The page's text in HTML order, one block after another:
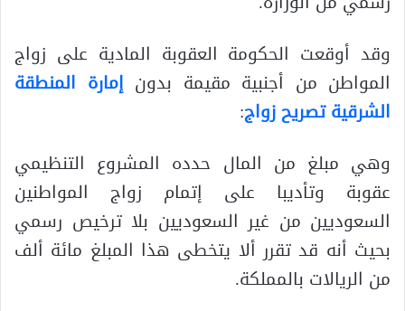
وقد أوقعت الحكومة العقوبة المادية على زواج
المواطن من أجنبية مقيمة بدونإمارة المنطقة
الشرقية تصريح زواج:
وهي مبلغ من المال حدده المشروع التنظيمي
عقوبة وتأديبا على إتمام زواج المواطنين
السعوديين من غير السعوديين بلا ترخيص رسمي
بحيث أنه قد تقرر ألا يتخطى هذا المبلغ مائة ألف
من الريالات بالمملكة.